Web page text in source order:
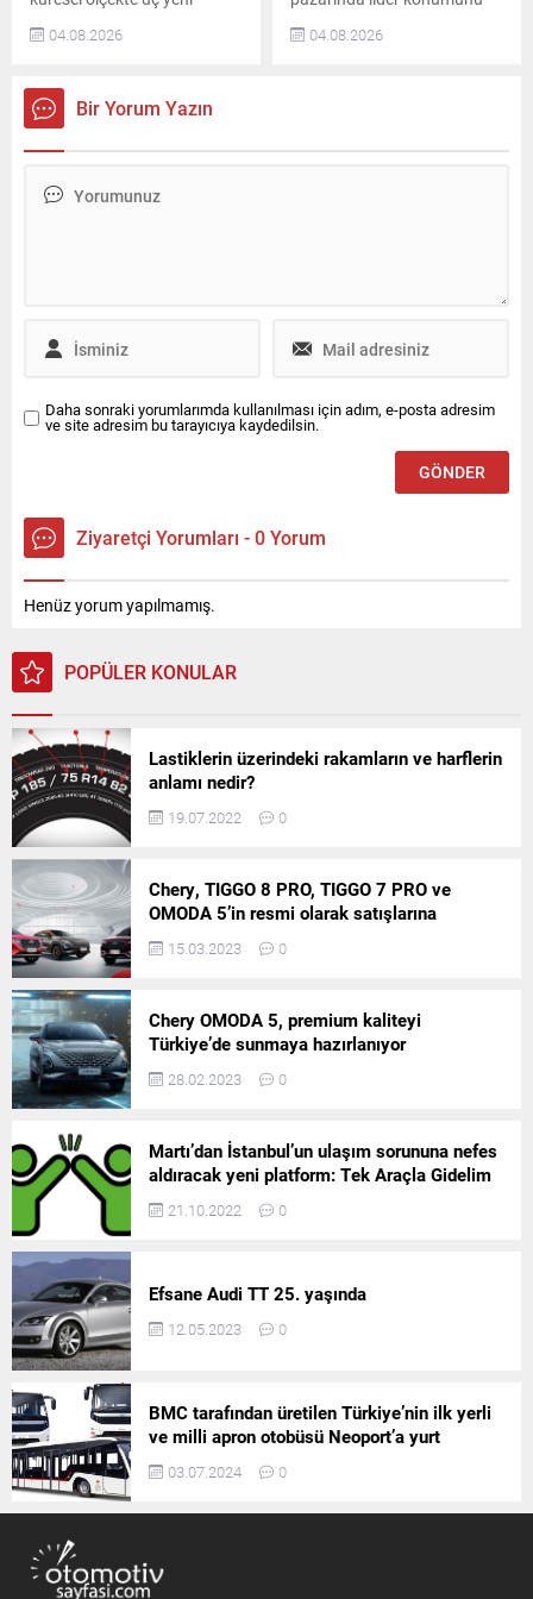
kilometre taşını geride
bıraktı. Dünya genelinde 20
ulaşan şirket, daha güvenli,
daha akıllı ve daha nitelikli
mobilite ekosisteminde öncü
04.08.2026
korudu. 2026 yılının ilk
yarısında operasyonel
04.08.2026
Bir Yorum Yazın
Daha sonraki yorumlarımda kullanılması için adım, e-posta adresim
ve site adresim bu tarayıcıya kaydedilsin.
Ziyaretçi Yorumları - 0 Yorum
Henüz yorum yapılmamış.
POPÜLER KONULAR
Lastiklerin üzerindeki rakamların ve harflerin
anlamı nedir?
19.07.2022 0
Chery, TIGGO 8 PRO, TIGGO 7 PRO ve
OMODA 5’in resmi olarak satışlarına
başlıyor!
15.03.2023 0
Chery OMODA 5, premium kaliteyi
Türkiye’de sunmaya hazırlanıyor
28.02.2023 0
Martı’dan İstanbul’un ulaşım sorununa nefes
aldıracak yeni platform: Tek Araçla Gidelim
(TAG)21.10.2022 0
Efsane Audi TT 25. yaşında
12.05.2023 0
BMC tarafından üretilen Türkiye’nin ilk yerli
ve milli apron otobüsü Neoport’a yurt
dışından ilgi büyüyor
03.07.2024 0